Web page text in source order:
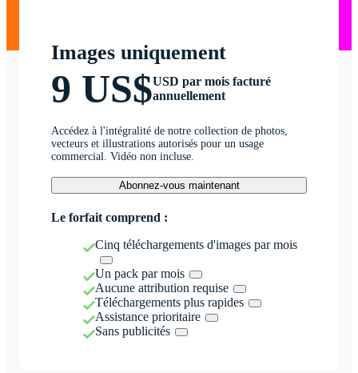
Images uniquement
9 US$USD par mois facturé
annuellement
Accédez à l'intégralité de notre collection de photos,
vecteurs et illustrations autorisés pour un usage
commercial. Vidéo non incluse.
Abonnez-vous maintenant
Le forfait comprend :
Cinq téléchargements d'images par mois
Un pack par mois
Aucune attribution requise
Téléchargements plus rapides
Assistance prioritaire
Sans publicités